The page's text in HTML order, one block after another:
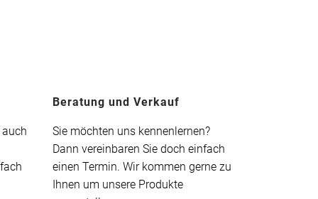
Beratung und Verkauf
Sie möchten uns kennenlernen?
Dann vereinbaren Sie doch einfach
einen Termin. Wir kommen gerne zu
Ihnen um unsere Produkte